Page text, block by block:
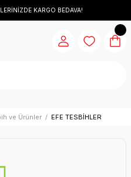
KARGO BEDAVA!
ve Ürünler EFE TESBİHLER